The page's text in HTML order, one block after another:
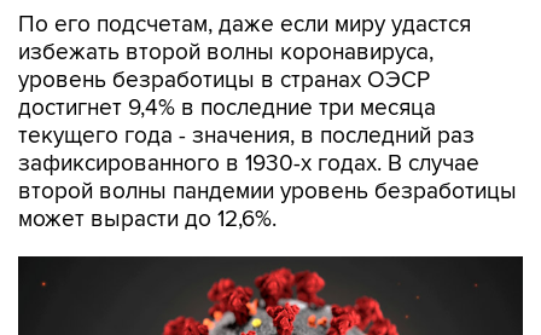
По его подсчетам, даже если миру удастся
избежать второй волны коронавируса,
уровень безработицы в странах ОЭСР
достигнет 9,4% в последние три месяца
текущего года - значения, в последний раз
зафиксированного в 1930-х годах. В случае
второй волны пандемии уровень безработицы
может вырасти до 12,6%.